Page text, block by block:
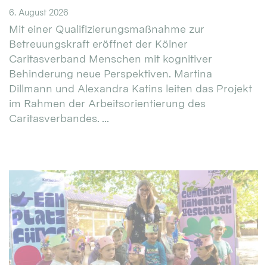
6. August 2026
Mit einer Qualifizierungsmaßnahme zur
Betreuungskraft eröffnet der Kölner
Caritasverband Menschen mit kognitiver
Behinderung neue Perspektiven. Martina
Dillmann und Alexandra Katins leiten das Projekt
im Rahmen der Arbeitsorientierung des
Caritasverbandes. ...